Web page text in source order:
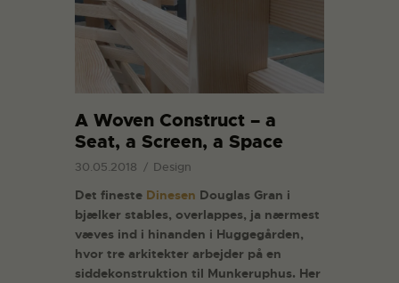
A Woven Construct – a
Seat, a Screen, a Space
30.05.2018 Design
Det fineste Dinesen Douglas Gran i
bjælker stables, overlappes, ja nærmest
væves ind i hinanden i Huggegården,
hvor tre arkitekter arbejder på en
siddekonstruktion til Munkeruphus. Her